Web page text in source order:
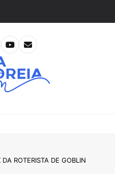
ROTERISTA DE GOBLIN